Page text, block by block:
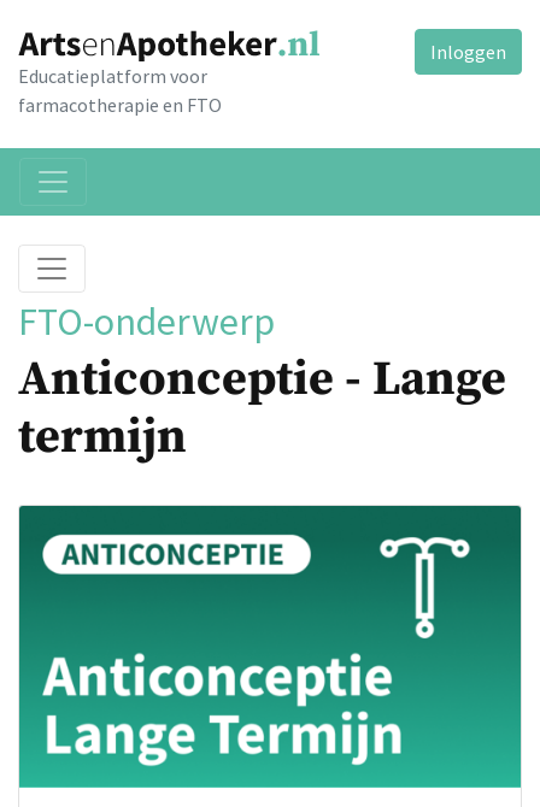
Educatieplatform voor
farmacotherapie en FTO
Inloggen
FTO-onderwerp
Anticonceptie - Lange
termijn